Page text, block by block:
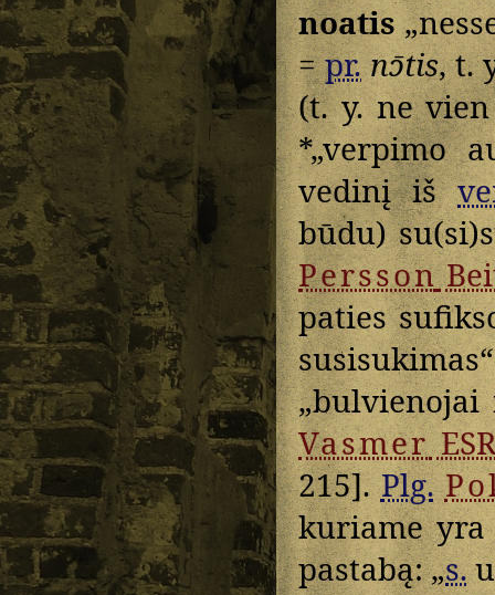
noatis
=pr. nɔ̄tis, t.
(t. y. ne
*„verpimo
vedinį iš
būdu)
Persson
paties
Vasmer
215].Plg.
kuriame
pastabą: „s.